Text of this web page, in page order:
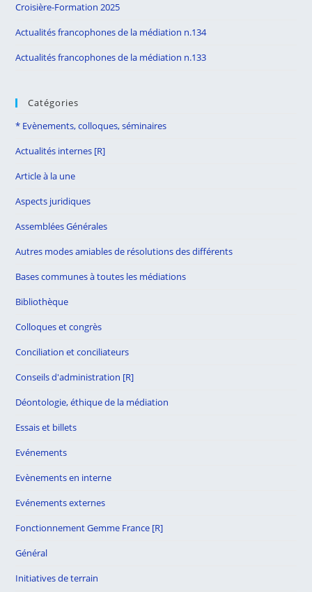
Croisière-Formation 2025
Actualités francophones de la médiation n.134
Actualités francophones de la médiation n.133
Catégories
* Evènements, colloques, séminaires
Actualités internes [R]
Article à la une
Aspects juridiques
Assemblées Générales
Autres modes amiables de résolutions des différents
Bases communes à toutes les médiations
Bibliothèque
Colloques et congrès
Conciliation et conciliateurs
Conseils d'administration [R]
Déontologie, éthique de la médiation
Essais et billets
Evénements
Evènements en interne
Evénements externes
Fonctionnement Gemme France [R]
Général
Initiatives de terrain